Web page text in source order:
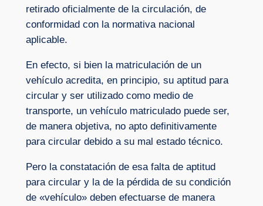
retirado oficialmente de la circulación, de
conformidad con la normativa nacional
aplicable.
En efecto, si bien la matriculación de un
vehículo acredita, en principio, su aptitud para
circular y ser utilizado como medio de
transporte, un vehículo matriculado puede ser,
de manera objetiva, no apto definitivamente
para circular debido a su mal estado técnico.
Pero la constatación de esa falta de aptitud
para circular y la de la pérdida de su condición
de «vehículo» deben efectuarse de manera